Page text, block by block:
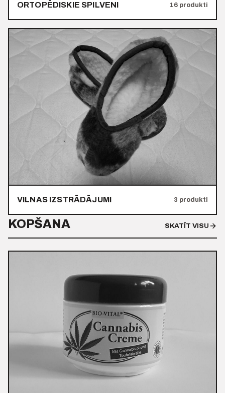
ORTOPĒDISKIE SPILVENI 16 produkti
VILNAS IZSTRĀDĀJUMI 3 produkti
KOPŠANA SKATĪT VISU